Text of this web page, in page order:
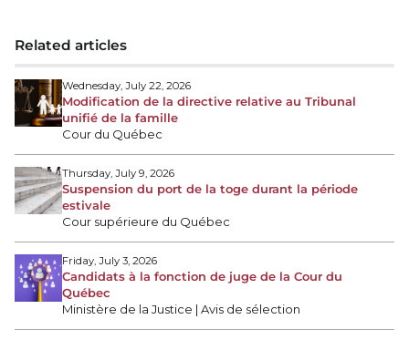
Related articles
Wednesday, July 22, 2026
Modification de la directive relative au Tribunal
unifié de la famille
Cour du Québec
Thursday, July 9, 2026
Suspension du port de la toge durant la période
estivale
Cour supérieure du Québec
Friday, July 3, 2026
Candidats à la fonction de juge de la Cour du
Québec
Ministère de la Justice | Avis de sélection